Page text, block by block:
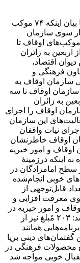
معاون فرهنگی و اجتماعی سازمان اوقاف با بیان اینکه ۷۴ موکب
از سوی سازمان
اوقاف تا
به زائران
اقتصاد،
فرهنگی و
سازمان اوقاف به
اوقاف تا سه
به زائران
اوقاف را اجرای
این سازمان
نیات واقفان
اوقاف خاطرنشان
اوقاف و امور خیریه
اینکه درزمینهٔ
سطح امامزادگان در
خوبی انجام‌شده
قابل‌توجهی از
وی معرفت افزایی و
و امور خیریه در
کنار تمام فعالیت‌های دیگر دانست و یادآور شد: ۲۰۳ مُبلغ نیز از
همانند
دینی برپا
محصولات فرهنگی در
خوبی مواجه شد